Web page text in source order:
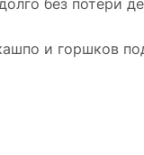
без потери
и горшков